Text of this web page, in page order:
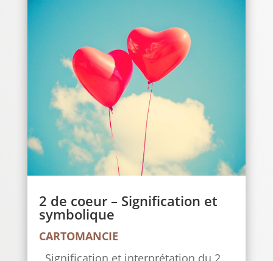
2 de coeur – Signification et
symbolique
CARTOMANCIE
Signification et interprétation du 2